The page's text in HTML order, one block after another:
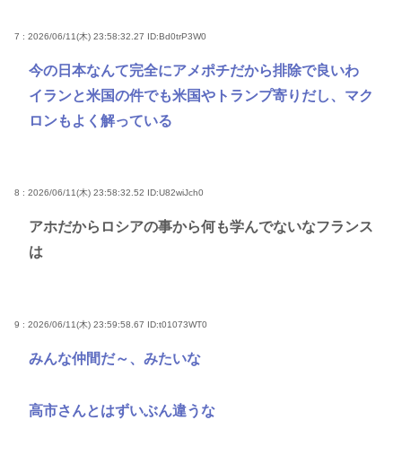
7 : 2026/06/11(木) 23:58:32.27 ID:Bd0trP3W0
今の日本なんて完全にアメポチだから排除で良いわ
イランと米国の件でも米国やトランプ寄りだし、マク
ロンもよく解っている
8 : 2026/06/11(木) 23:58:32.52 ID:U82wiJch0
アホだからロシアの事から何も学んでないなフランス
は
9 : 2026/06/11(木) 23:59:58.67 ID:t01073WT0
みんな仲間だ～、みたいな
高市さんとはずいぶん違うな